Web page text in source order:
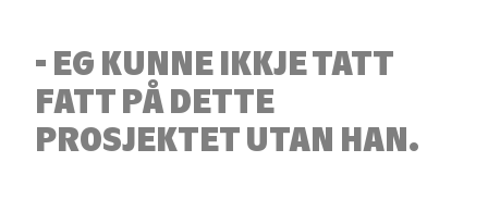
- EG KUNNE IKKJE TATT
FATT PÅ DETTE
PROSJEKTET UTAN HAN.